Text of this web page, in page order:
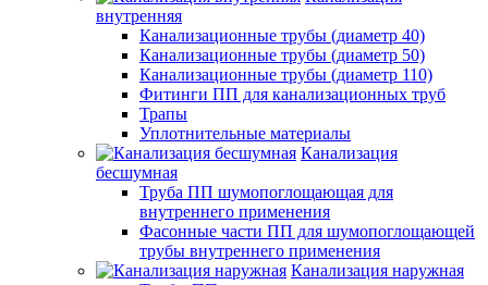
внутренняя
Канализационные трубы (диаметр 40)
Канализационные трубы (диаметр 50)
Канализационные трубы (диаметр 110)
Фитинги ПП для канализационных труб
Трапы
Уплотнительные материалы
Канализация
бесшумная
Труба ПП шумопоглощающая для
внутреннего применения
Фасонные части ПП для шумопоглощающей
трубы внутреннего применения
Канализация наружная